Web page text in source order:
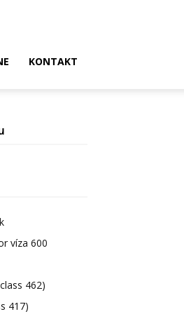
KONTAKT
víza 600
462)
417)